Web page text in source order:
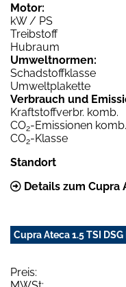
Motor:
kW / PS
Treibstoff
Hubraum
Umweltnormen:
Schadstoffklasse
Umweltplakette
Verbrauch und
Kraftstoffverbr. komb.
CO2-Emissionen komb.
CO2-Klasse
Standort
Details zum Cupra
Cupra Ateca 1.5 TSI
Preis: